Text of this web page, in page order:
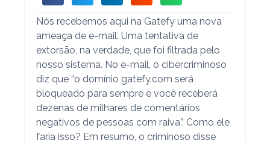
Nós recebemos aqui na Gatefy uma nova
ameaça de e-mail. Uma tentativa de
extorsão, na verdade, que foi filtrada pelo
nosso sistema. No e-mail, o cibercriminoso
diz que “o domínio gatefy.com será
bloqueado para sempre e você receberá
dezenas de milhares de comentários
negativos de pessoas com raiva”. Como ele
faria isso? Em resumo, o criminoso disse